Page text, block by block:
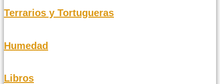
Terrarios y Tortugueras
Humedad
Libros